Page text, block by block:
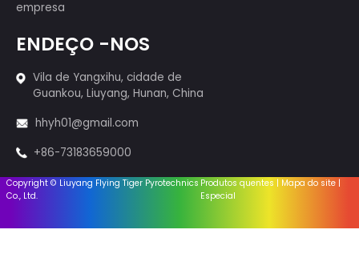
Acessórios
Links úteis
Lar
Sobre nós
Notícias da indústria
Notícias da